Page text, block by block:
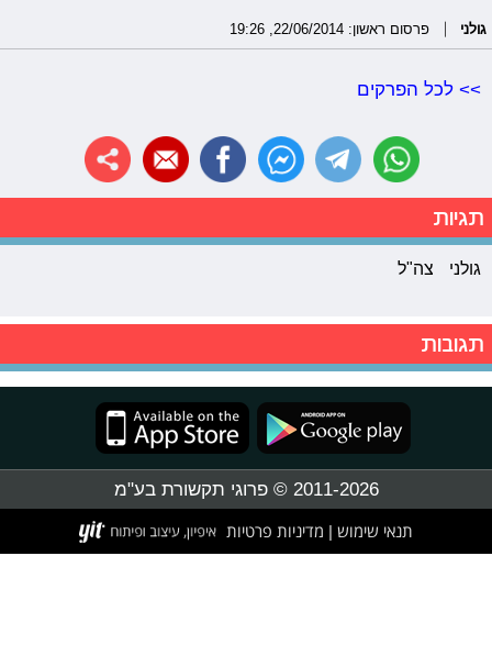
גולני פרסום ראשון: 22/06/2014, 19:26
>> לכל הפרקים
תגיות
גולני צה"ל
תגובות
2011-2026 © פרוגי תקשורת בע"מ
תנאי שימוש מדיניות פרטיות